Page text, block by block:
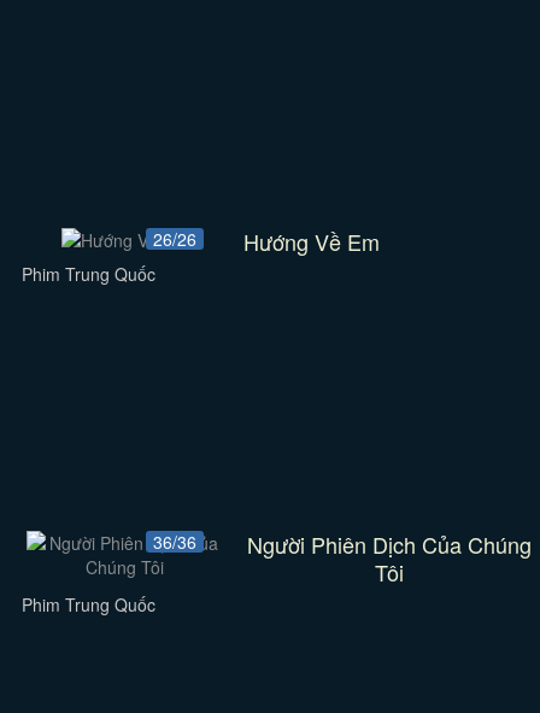
26/26 Hướng Về Em
Phim Trung Quốc
36/36
Người Phiên Dịch Của Chúng
Tôi
Phim Trung Quốc